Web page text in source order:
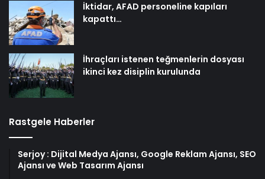
İktidar, AFAD personeline kapıları
kapattı…
İhraçları istenen teğmenlerin dosyası
ikinci kez disiplin kurulunda
Rastgele Haberler
Serjoy : Dijital Medya Ajansı, Google Reklam Ajansı, SEO
Ajansı ve Web Tasarım Ajansı